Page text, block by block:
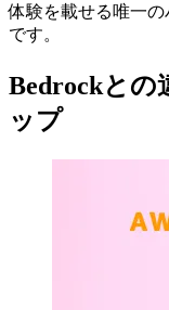
体験を載せる唯一
です。
Bedrockとの
ップ